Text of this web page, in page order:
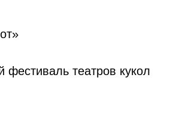
театров кукол